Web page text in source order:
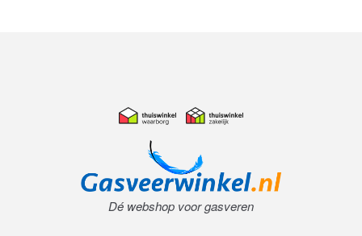
Dé webshop voor gasveren